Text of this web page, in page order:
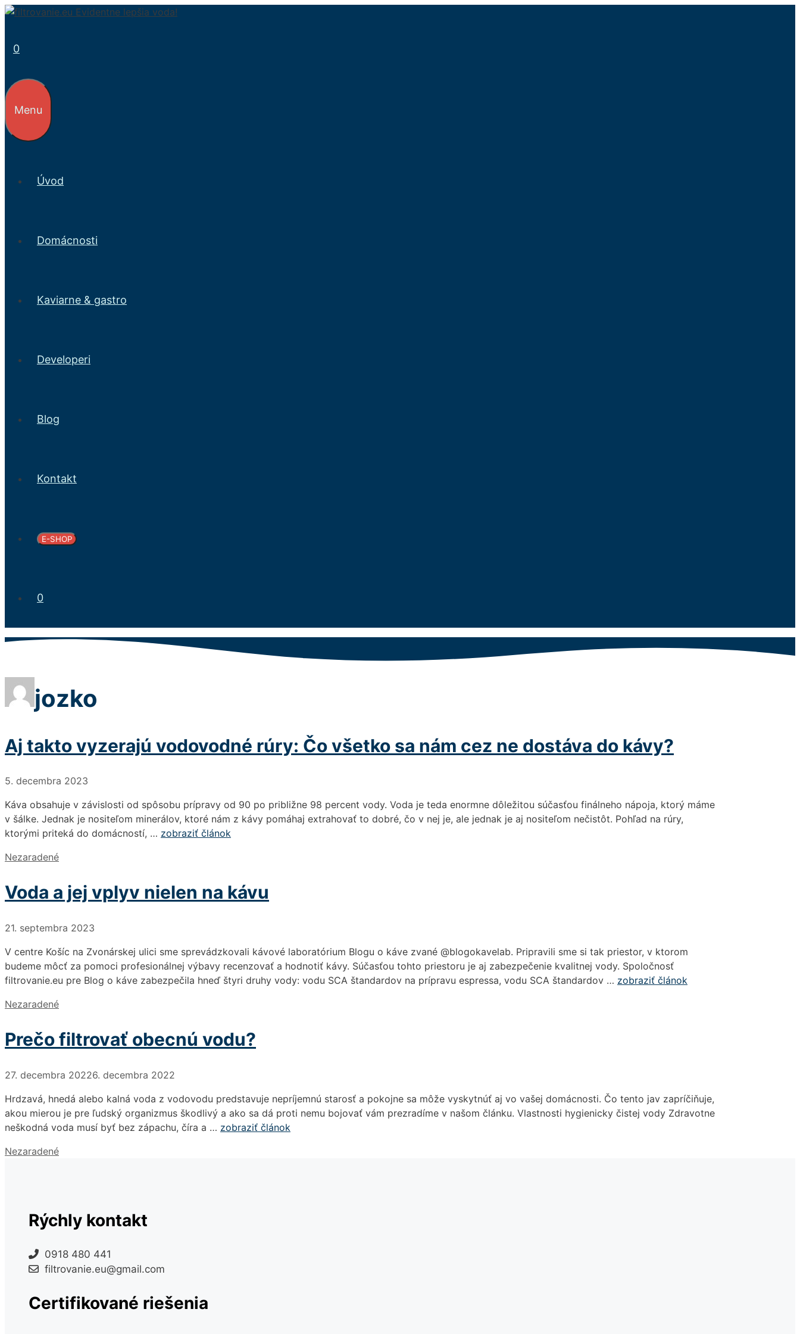
Preskočiť
0
Menu
Úvod
Domácnosti
Kaviarne & gastro
Developeri
Blog
Kontakt
E-SHOP
0
jozko
Aj takto vyzerajú vodovodné rúry: Čo všetko sa nám cez ne dostáva do kávy?
5. decembra 2023
Káva obsahuje v závislosti od spôsobu prípravy od 90 po približne 98 percent vody. Voda je teda enormne dôležitou súčasťou finálneho nápoja, ktorý máme
v šálke. Jednak je nositeľom minerálov, ktoré nám z kávy pomáhaj extrahovať to dobré, čo v nej je, ale jednak je aj nositeľom nečistôt. Pohľad na rúry,
ktorými priteká do domácností, … zobraziť článok
Kategórie
Nezaradené
Voda a jej vplyv nielen na kávu
21. septembra 2023
V centre Košíc na Zvonárskej ulici sme sprevádzkovali kávové laboratórium Blogu o káve zvané @blogokavelab. Pripravili sme si tak priestor, v ktorom
budeme môcť za pomoci profesionálnej výbavy recenzovať a hodnotiť kávy. Súčasťou tohto priestoru je aj zabezpečenie kvalitnej vody. Spoločnosť
filtrovanie.eu pre Blog o káve zabezpečila hneď štyri druhy vody: vodu SCA štandardov na prípravu espressa, vodu SCA štandardov … zobraziť článok
Kategórie
Nezaradené
Prečo filtrovať obecnú vodu?
27. decembra 20226. decembra 2022
Hrdzavá, hnedá alebo kalná voda z vodovodu predstavuje nepríjemnú starosť a pokojne sa môže vyskytnúť aj vo vašej domácnosti. Čo tento jav zapríčiňuje,
akou mierou je pre ľudský organizmus škodlivý a ako sa dá proti nemu bojovať vám prezradíme v našom článku. Vlastnosti hygienicky čistej vody Zdravotne
neškodná voda musí byť bez zápachu, číra a … zobraziť článok
Kategórie
Nezaradené
Rýchly kontakt
0918 480 441
filtrovanie.eu@gmail.com
Certifikované riešenia